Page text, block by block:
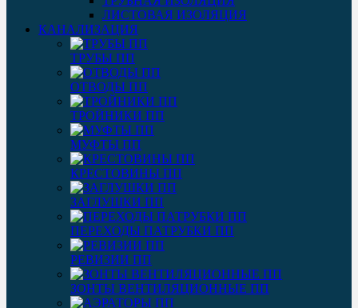
ЛИСТОВАЯ ИЗОЛЯЦИЯ
КАНАЛИЗАЦИЯ
ТРУБЫ ПП
ОТВОДЫ ПП
ТРОЙНИКИ ПП
МУФТЫ ПП
КРЕСТОВИНЫ ПП
ЗАГЛУШКИ ПП
ПЕРЕХОДЫ ПАТРУБКИ ПП
РЕВИЗИИ ПП
ЗОНТЫ ВЕНТИЛЯЦИОННЫЕ ПП